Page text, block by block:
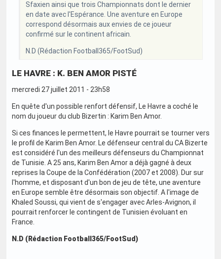
Sfaxien ainsi que trois Championnats dont le dernier
en date avec l'Espérance. Une aventure en Europe
correspond désormais aux envies de ce joueur
confirmé sur le continent africain.
N.D (Rédaction Football365/FootSud)
LE HAVRE : K. BEN AMOR PISTÉ
mercredi 27 juillet 2011 - 23h58
En quête d'un possible renfort défensif, Le Havre a coché le
nom du joueur du club Bizertin : Karim Ben Amor.
Si ces finances le permettent, le Havre pourrait se tourner vers
le profil de Karim Ben Amor. Le défenseur central du CA Bizerte
est considéré l'un des meilleurs défenseurs du Championnat
de Tunisie. A 25 ans, Karim Ben Amor a déjà gagné à deux
reprises la Coupe de la Confédération (2007 et 2008). Dur sur
l'homme, et disposant d'un bon de jeu de tête, une aventure
en Europe semble être désormais son objectif. A l'image de
Khaled Soussi, qui vient de s'engager avec Arles-Avignon, il
pourrait renforcer le contingent de Tunisien évoluant en
France.
N.D (Rédaction Football365/FootSud)